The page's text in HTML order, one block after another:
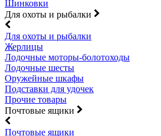
Шинковки
Для охоты и рыбалки
Для охоты и рыбалки
Жерлицы
Лодочные моторы-болотоходы
Лодочные шесты
Оружейные шкафы
Подставки для удочек
Прочие товары
Почтовые ящики
Почтовые ящики